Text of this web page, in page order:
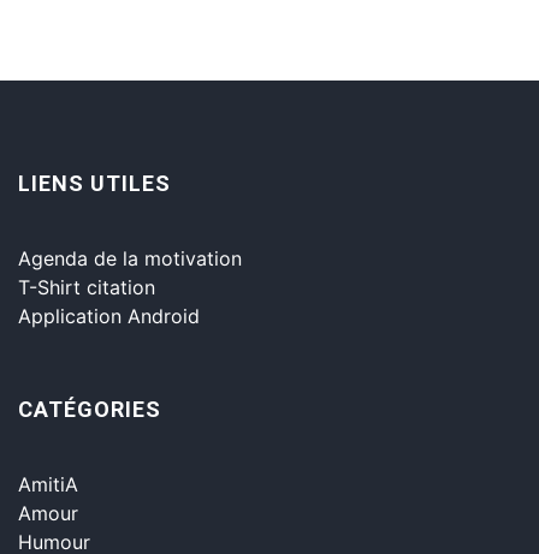
LIENS UTILES
Agenda de la motivation
T-Shirt citation
Application Android
CATÉGORIES
AmitiA
Amour
Humour